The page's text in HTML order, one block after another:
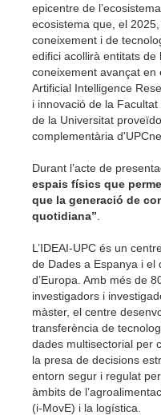
epicentre de
ecosistema que, el
coneixement i de
edifici acollirà entitats
coneixement avançat en
Artificial Intelligence
i innovació de la
de la Universitat
complementària
Durant l’acte de
espais físics que
que la generació de
quotidiana”
L’IDEAI-UPC és un
de Dades a Espanya i el
d’Europa. Amb més de
investigadors i
màster, el centre
transferència de
dades multisectorial per
la presa de decisions
entorn segur i regulat
àmbits de
(i-MovE) i la logística.